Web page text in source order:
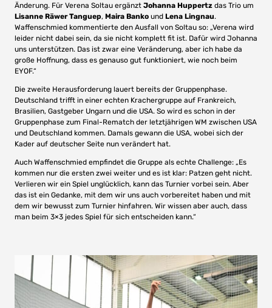
Änderung. Für Verena Soltau ergänzt Johanna Huppertz das Trio um
Lisanne Räwer Tanguep, Maira Banko und Lena Lingnau.
Waffenschmied kommentierte den Ausfall von Soltau so: „Verena wird
leider nicht dabei sein, da sie nicht komplett fit ist. Dafür wird Johanna
uns unterstützen. Das ist zwar eine Veränderung, aber ich habe da
große Hoffnung, dass es genauso gut funktioniert, wie noch beim
EYOF.“
Die zweite Herausforderung lauert bereits der Gruppenphase.
Deutschland trifft in einer echten Krachergruppe auf Frankreich,
Brasilien, Gastgeber Ungarn und die USA. So wird es schon in der
Gruppenphase zum Final-Rematch der letztjährigen WM zwischen USA
und Deutschland kommen. Damals gewann die USA, wobei sich der
Kader auf deutscher Seite nun verändert hat.
Auch Waffenschmied empfindet die Gruppe als echte Challenge: „Es
kommen nur die ersten zwei weiter und es ist klar: Patzen geht nicht.
Verlieren wir ein Spiel unglücklich, kann das Turnier vorbei sein. Aber
das ist ein Gedanke, mit dem wir uns auch vorbereitet haben und mit
dem wir bewusst zum Turnier hinfahren. Wir wissen aber auch, dass
man beim 3×3 jedes Spiel für sich entscheiden kann.“